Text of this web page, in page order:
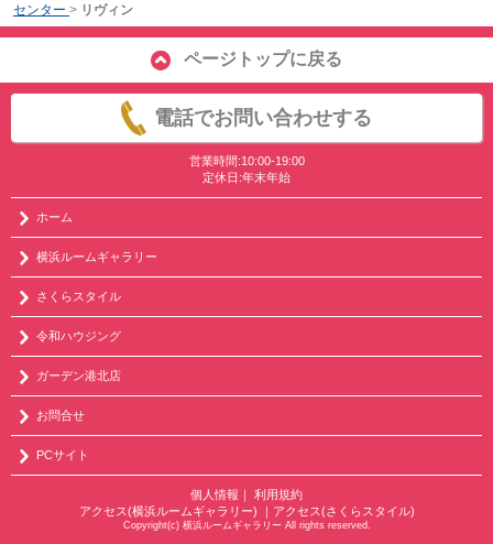
センター > リヴィン
ページトップに戻る
電話でお問い合わせする
営業時間:10:00-19:00
定休日:年末年始
ホーム
横浜ルームギャラリー
さくらスタイル
令和ハウジング
ガーデン港北店
お問合せ
PCサイト
個人情報 ｜ 利用規約
アクセス(横浜ルームギャラリー) ｜ アクセス(さくらスタイル)
Copyright(c) 横浜ルームギャラリー All rights reserved.